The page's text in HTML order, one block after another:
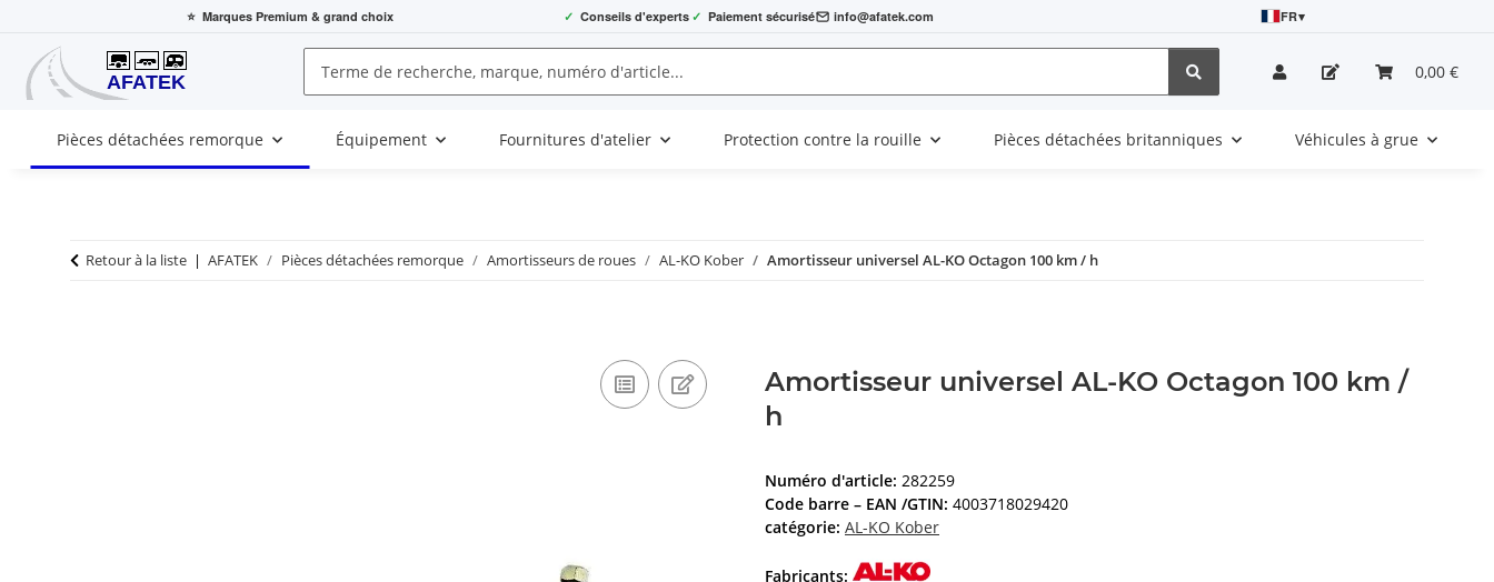
⭐ Marques Premium & grand choix ✓ Conseils d'experts ✓ Paiement sécurisé info@afatek.com FR▾
0,00 €
Pièces détachées remorque Équipement Fournitures d'atelier Protection contre la rouille Pièces détachées britanniques Véhicules à grue
Retour à la liste AFATEK Pièces détachées remorque Amortisseurs de roues AL-KO Kober Amortisseur universel AL-KO Octagon 100 km / h
Amortisseur universel AL-KO Octagon 100 km /
h
Numéro d'article: 282259
Code barre – EAN /GTIN: 4003718029420
catégorie: AL-KO Kober
Fabricants: